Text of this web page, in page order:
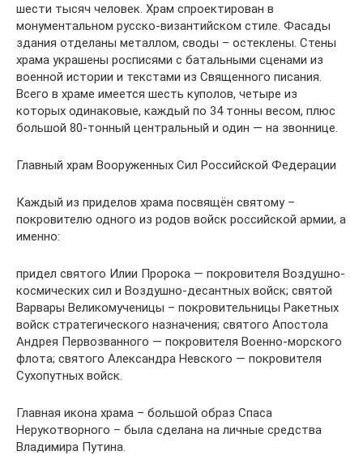
шести тысяч человек. Храм спроектирован в
монументальном русско-византийском стиле. Фасады
здания отделаны металлом, своды – остеклены. Стены
храма украшены росписями с батальными сценами из
военной истории и текстами из Священного писания.
Всего в храме имеется шесть куполов, четыре из
которых одинаковые, каждый по 34 тонны весом, плюс
большой 80-тонный центральный и один — на звоннице.
Главный храм Вооруженных Сил Российской Федерации
Каждый из приделов храма посвящён святому –
покровителю одного из родов войск российской армии, а
именно:
придел святого Илии Пророка — покровителя Воздушно-
космических сил и Воздушно-десантных войск; святой
Варвары Великомученицы – покровительницы Ракетных
войск стратегического назначения; святого Апостола
Андрея Первозванного — покровителя Военно-морского
флота; святого Александра Невского — покровителя
Сухопутных войск.
Главная икона храма – большой образ Спаса
Нерукотворного – была сделана на личные средства
Владимира Путина.